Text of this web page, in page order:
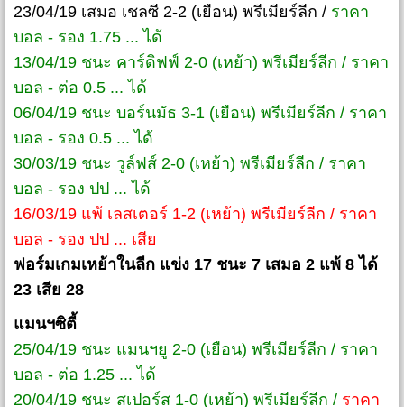
23/04/19 เสมอ เชลซี 2-2 (เยือน) พรีเมียร์ลีก / ราคา
บอล - รอง 1.75 ... ได้
13/04/19 ชนะ คาร์ดิฟฟ์ 2-0 (เหย้า) พรีเมียร์ลีก / ราคา
บอล - ต่อ 0.5 ... ได้
06/04/19 ชนะ บอร์นมัธ 3-1 (เยือน) พรีเมียร์ลีก / ราคา
บอล - รอง 0.5 ... ได้
30/03/19 ชนะ วูล์ฟส์ 2-0 (เหย้า) พรีเมียร์ลีก / ราคา
บอล - รอง ปป ... ได้
16/03/19 แพ้ เลสเตอร์ 1-2 (เหย้า) พรีเมียร์ลีก / ราคา
บอล - รอง ปป ... เสีย
ฟอร์มเกมเหย้าในลีก แข่ง 17 ชนะ 7 เสมอ 2 แพ้ 8 ได้
23 เสีย 28
แมนฯซิตี้
25/04/19 ชนะ แมนฯยู 2-0 (เยือน) พรีเมียร์ลีก / ราคา
บอล - ต่อ 1.25 ... ได้
20/04/19 ชนะ สเปอร์ส 1-0 (เหย้า) พรีเมียร์ลีก / ราคา